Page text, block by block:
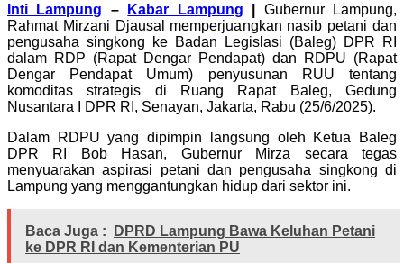
Inti Lampung – Kabar Lampung
Gubernur Lampung,
Rahmat Mirzani Djausal memperjuangkan nasib petani dan
pengusaha singkong ke Badan Legislasi (Baleg) DPR RI
dalam RDP (Rapat Dengar Pendapat) dan RDPU (Rapat
Dengar Pendapat Umum) penyusunan RUU tentang
komoditas strategis di Ruang Rapat Baleg, Gedung
Nusantara I DPR RI, Senayan, Jakarta, Rabu (25/6/2025).
Dalam RDPU yang dipimpin langsung oleh Ketua Baleg
DPR RI Bob Hasan, Gubernur Mirza secara tegas
menyuarakan aspirasi petani dan pengusaha singkong di
Lampung yang menggantungkan hidup dari sektor ini.
Baca Juga :
DPRD Lampung Bawa Keluhan Petani
ke DPR RI dan Kementerian PU